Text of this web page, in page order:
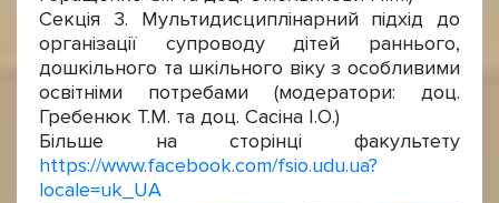
Секція 3. Мультидисциплінарний підхід до
організації супроводу дітей раннього,
дошкільного та шкільного віку з особливими
освітніми потребами (модератори: доц.
Гребенюк Т.М. та доц. Сасіна І.О.)
Більше на сторінці факультету
https://www.facebook.com/fsio.udu.ua?
locale=uk_UA